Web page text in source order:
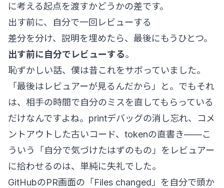
に考える起点を渡すかどうかの差です。
出す前に、自分で一回レビューする
差分を分け、説明を埋めたら、最後にもうひとつ。
出す前に自分でレビューする。
恥ずかしい話、僕は昔これをサボっていました。
「最後はレビュアーが見るんだから」と。でもそれ
は、相手の時間で自分のミスを直してもらっている
だけなんですよね。printデバッグの消し忘れ、コメ
ントアウトした古いコード、tokenの直書き——こ
ういう「自分で気づけたはずのもの」をレビュアー
に拾わせるのは、単純に失礼でした。
GitHubのPR画面の「Files changed」を自分で頭か